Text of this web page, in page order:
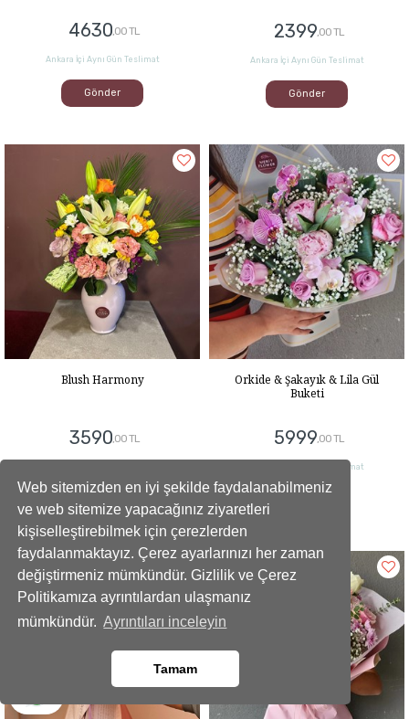
Web sitemizden en iyi şekilde faydalanabilmeniz
ve web sitemize yapacağınız ziyaretleri
kişiselleştirebilmek için çerezlerden
faydalanmaktayız. Çerez ayarlarınızı her zaman
değiştirmeniz mümkündür. Gizlilik ve Çerez
Politikamıza ayrıntılardan ulaşmanız
mümkündür. Ayrıntıları inceleyin
Tamam
4630,00 TL
Ankara İçi Aynı Gün Teslimat
Gönder
2399,00 TL
Ankara İçi Aynı Gün Teslimat
Gönder
Blush Harmony
3590,00 TL
Orkide & Şakayık & Lila Gül
Buketi
5999,00 TL
Ankara İçi Aynı Gün Teslimat